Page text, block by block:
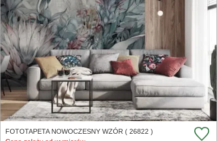
FOTOTAPETA NOWOCZESNY WZÓR ( 26822 )